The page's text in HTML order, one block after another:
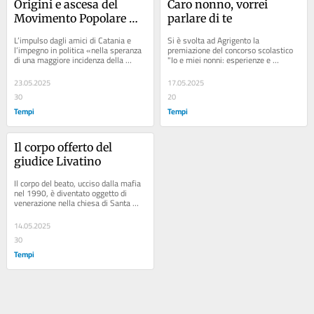
Origini e ascesa del
Movimento Popolare
L’impulso dagli amici di Catania e
l’impegno in politica «nella speranza
di una maggiore incidenza della
nostra presenza in città». I racconti...
23.05.2025
30
Tempi
Caro nonno, vorrei
parlare di te
Si è svolta ad Agrigento la
premiazione del concorso scolastico
"Io e miei nonni: esperienze e
riflessioni". Cronaca dell'iniziativa di
Nonni 2.0 e...
17.05.2025
20
Tempi
Il corpo offerto del
giudice Livatino
Il corpo del beato, ucciso dalla mafia
nel 1990, è diventato oggetto di
venerazione nella chiesa di Santa
14.05.2025
30
Tempi